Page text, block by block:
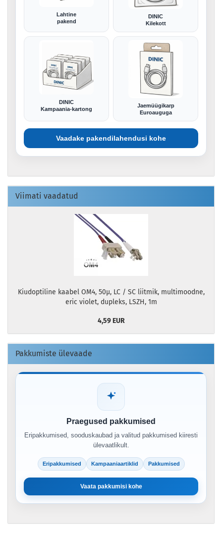
Lahtine
pakend
DINIC
Kilekott
DINIC
Kampaania-kartong
Jaemüügikarp
Euroauguga
Vaadake pakendilahendusi kohe
Viimati vaadatud
Kiudoptiline kaabel OM4, 50µ, LC / SC liitmik, multimoodne,
eric violet, dupleks, LSZH, 1m
4,59 EUR
Pakkumiste ülevaade
Praegused pakkumised
Eripakkumised, sooduskaubad ja valitud pakkumised kiiresti
ülevaatlikult.
Eripakkumised Kampaaniaartiklid Pakkumised
Vaata pakkumisi kohe